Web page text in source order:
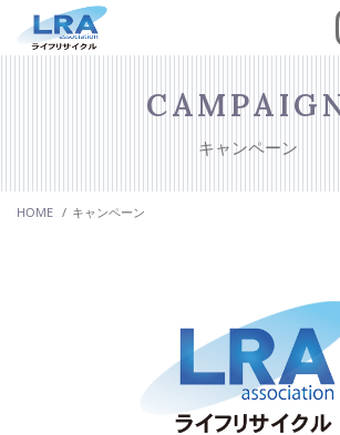
トップページ
当社について
サービス紹介
特殊清掃
現状復帰、
リフォーム工事
お客様
ニュース
施工事例
キャンペーン
HOME キャンペーン